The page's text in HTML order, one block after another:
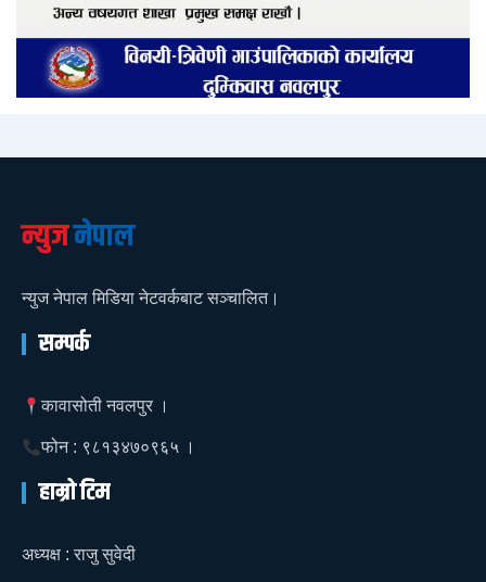
न्युजनेपाल
न्युज नेपाल मिडिया नेटवर्कबाट सञ्चालित।
सम्पर्क
कावासोती नवलपुर ।
फोन : ९८१३४७०९६५ ।
हाम्रो टिम
अध्यक्ष : राजु सुवेदी